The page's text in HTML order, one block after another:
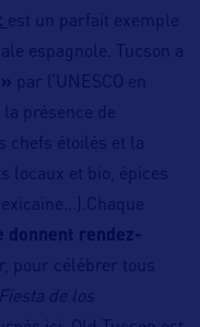
est un parfait exemple
espagnole. Tucson a
par l’UNESCO en
présence de
chefs étoilés et la
locaux et bio, épices
donnent rendez-
pour célébrer tous
Fiesta de los